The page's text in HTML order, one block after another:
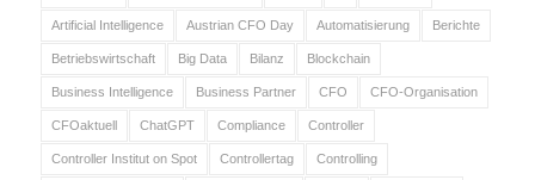
Artificial Intelligence Austrian CFO Day Automatisierung Berichte
Betriebswirtschaft Big Data Bilanz Blockchain
Business Intelligence Business Partner CFO CFO-Organisation
CFOaktuell ChatGPT Compliance Controller
Controller Institut on Spot Controllertag Controlling